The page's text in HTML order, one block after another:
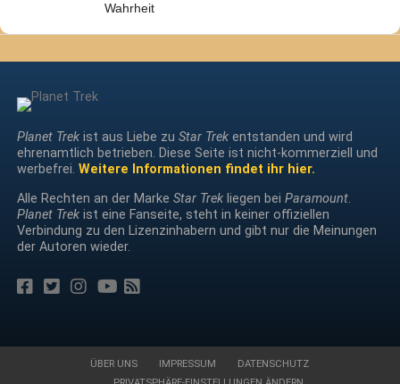
Wahrheit
Planet Trekist aus Liebe zu Star Trekentstanden und wird
ehrenamtlich betrieben. Diese Seite ist nicht-kommerziell und
werbefrei. Weitere Informationen findet ihr hier.
Alle Rechten an der Marke Star Trekliegen bei Paramount.
Planet Trekist eine Fanseite, steht in keiner offiziellen
Verbindung zu den Lizenzinhabern und gibt nur die Meinungen
der Autoren wieder.
ÜBER UNS IMPRESSUM
DATENSCHUTZ